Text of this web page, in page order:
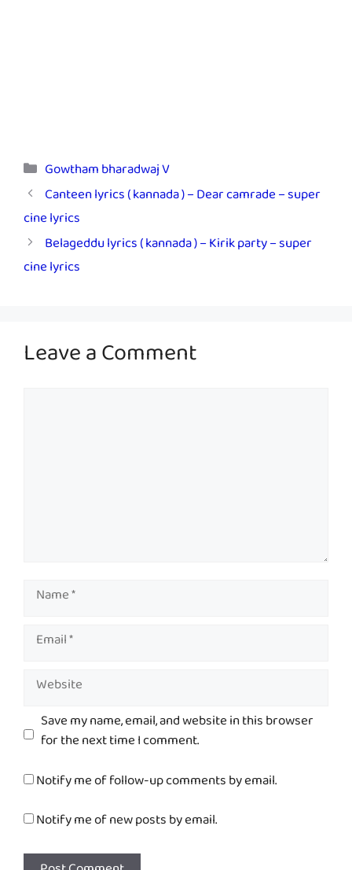
Categories
Gowtham bharadwaj V
Canteen lyrics ( kannada ) – Dear camrade – super
cine lyrics
Belageddu lyrics ( kannada ) – Kirik party – super
cine lyrics
Leave a Comment
Name
Email
Website
Save my name, email, and website in this browser
for the next time I comment.
Notify me of follow-up comments by email.
Notify me of new posts by email.